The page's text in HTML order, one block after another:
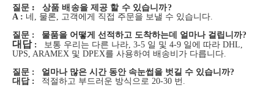
질문 :
상품 배송을 제공 할 수 있습니까?
A : 네, 물론, 고객에게 직접 주문을 보낼 수 있습니다.
질문 : 물품을 어떻게 선적하고 도착하는데 얼마나 걸립니까?
대답:
보통 우리는 다른 나라, 3-5 일 및 4-9 일에 따라 DHL,
UPS, ARAMEX 및 DPEX를 사용하여 배송비가 다릅니다.
질문 :
얼마나 많은 시간 동안 속눈썹을 벗길 수 있습니까?
대답:
적절하고 부드러운 방식으로 20-30 번.